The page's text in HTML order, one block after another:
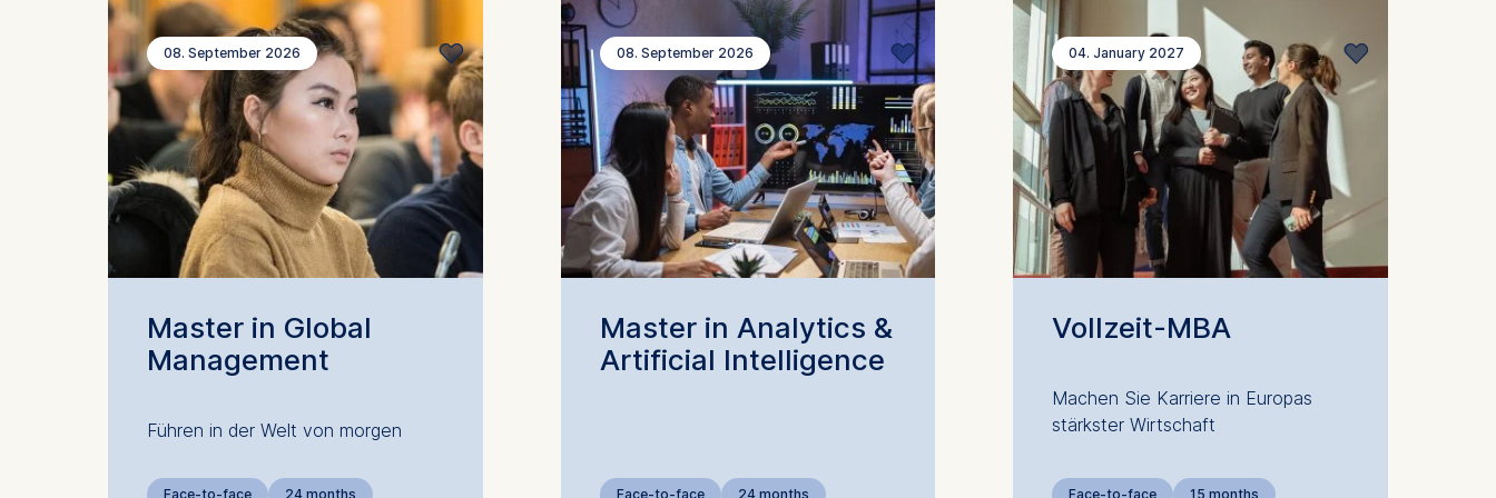
08. September 2026
Master in Global
Management
Führen in der Welt von morgen
Face-to-face 24 months
08. September 2026
Master in Analytics &
Artificial Intelligence
Face-to-face 24 months
04. January 2027
Vollzeit-MBA
Machen Sie Karriere in Europas
stärkster Wirtschaft
Face-to-face 15 months